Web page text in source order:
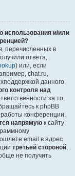
использования и/или
перечисленных в
ответа,
) или, если
chat.ru,
данного
контроля над
за то,
к phpBB
работы конференции,
напрямую к сайту
email в адрес
третьей стороной,
не получить